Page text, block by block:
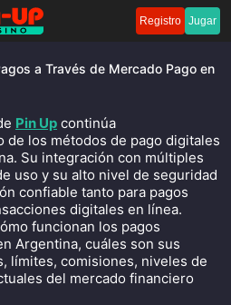
Registro Jugar
a Través de Mercado Pago en
Pin Up continúa
de los métodos de pago digitales
Su integración con múltiples
uso y su alto nivel de seguridad
confiable tanto para pagos
digitales en línea.
funcionan los pagos
Argentina, cuáles son sus
límites, comisiones, niveles de
del mercado financiero